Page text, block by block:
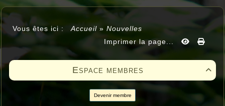
Vous êtes ici : Accueil » Nouvelles
Imprimer la page...

Espace membres
Devenir membre